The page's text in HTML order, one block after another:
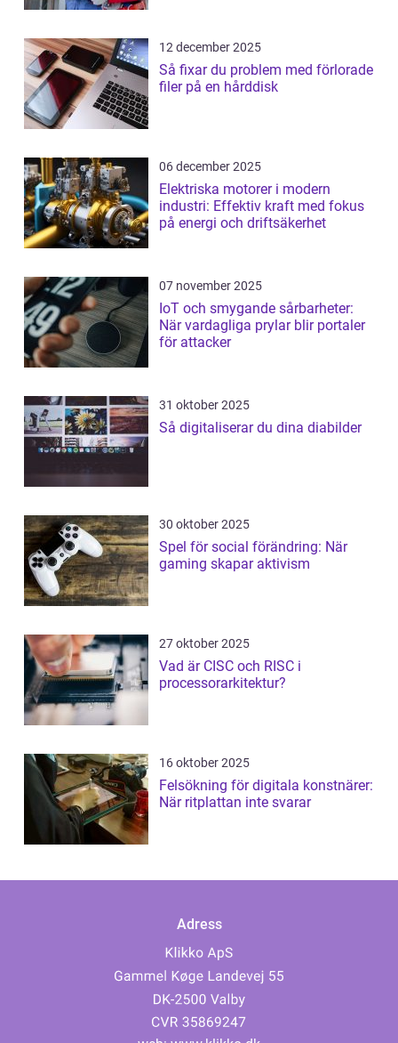
12 december 2025
Så fixar du problem med förlorade
filer på en hårddisk
06 december 2025
Elektriska motorer i modern
industri: Effektiv kraft med fokus
på energi och driftsäkerhet
07 november 2025
IoT och smygande sårbarheter:
När vardagliga prylar blir portaler
för attacker
31 oktober 2025
Så digitaliserar du dina diabilder
30 oktober 2025
Spel för social förändring: När
gaming skapar aktivism
27 oktober 2025
Vad är CISC och RISC i
processorarkitektur?
16 oktober 2025
Felsökning för digitala konstnärer:
När ritplattan inte svarar
Adress